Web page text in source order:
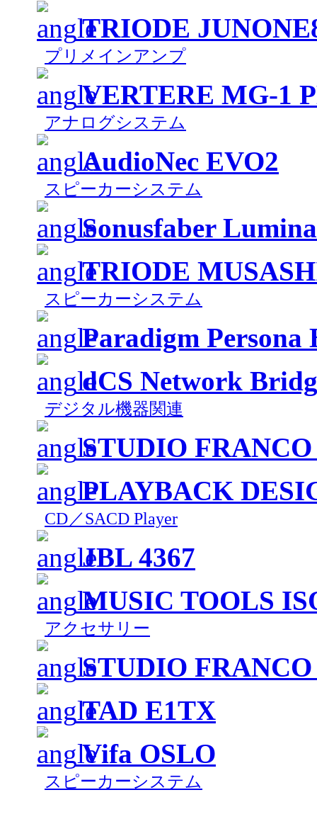
TRIODE
プリメインアンプ
VERTERE MG-1
アナログシステム
AudioNec EVO2
スピーカーシステム
Sonusfaber Lumina
TRIODE
スピーカーシステム
Paradigm Persona
dCS Network
デジタル機器関連
STUDIO
PLAYBACK
CD／SACD Player
JBL 4367
MUSIC TOOLS
アクセサリー
STUDIO
TAD E1TX
Vifa OSLO
スピーカーシステム